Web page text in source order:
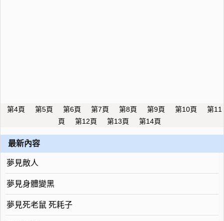
第4頁 第5頁 第6頁 第7頁 第8頁 第9頁 第10頁
第11
頁
第12頁 第13頁 第14頁
最新內容
夢見敵人
夢見身體變黑
夢見死老鼠 死耗子